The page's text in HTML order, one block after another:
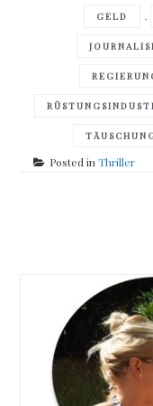
GELD ,
Posted inThriller